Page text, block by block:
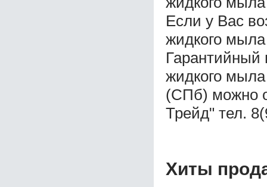
Если у Вас
жидкого
Гарантийный
жидкого
(СПб) можно
Трейд" тел.
Хиты